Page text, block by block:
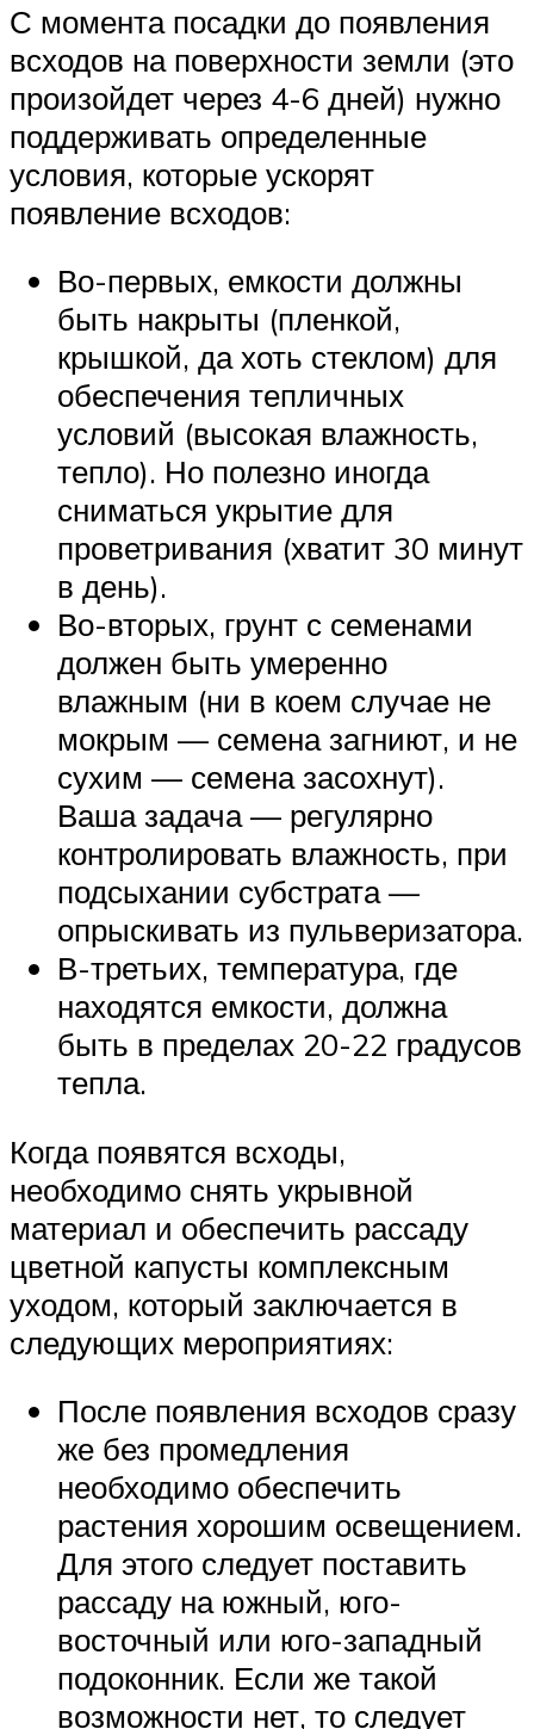
С момента посадки до появления
всходов на поверхности земли (это
произойдет через 4-6 дней) нужно
поддерживать определенные
условия, которые ускорят
появление всходов:
Во-первых, емкости должны
быть накрыты (пленкой,
крышкой, да хоть стеклом) для
обеспечения тепличных
условий (высокая влажность,
тепло). Но полезно иногда
сниматься укрытие для
проветривания (хватит 30 минут
в день).
Во-вторых, грунт с семенами
должен быть умеренно
влажным (ни в коем случае не
мокрым — семена загниют, и не
сухим — семена засохнут).
Ваша задача — регулярно
контролировать влажность, при
подсыхании субстрата —
опрыскивать из пульверизатора.
В-третьих, температура, где
находятся емкости, должна
быть в пределах 20-22 градусов
тепла.
Когда появятся всходы,
необходимо снять укрывной
материал и обеспечить рассаду
цветной капусты комплексным
уходом, который заключается в
следующих мероприятиях:
После появления всходов сразу
же без промедления
необходимо обеспечить
растения хорошим освещением.
Для этого следует поставить
рассаду на южный, юго-
восточный или юго-западный
подоконник. Если же такой
возможности нет, то следует